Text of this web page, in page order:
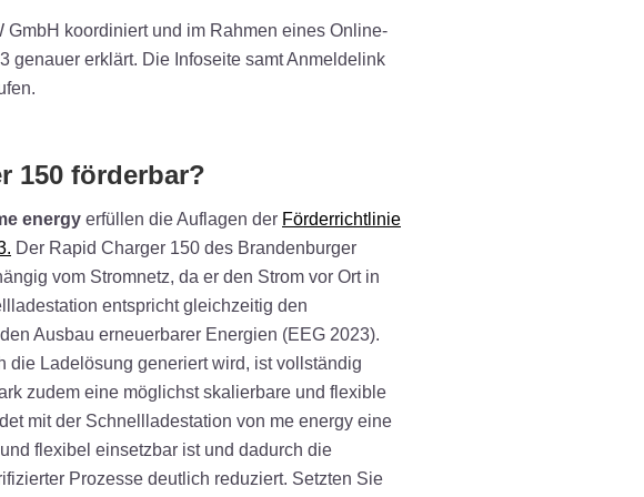
GmbH koordiniert und im Rahmen eines Online-
genauer erklärt. Die Infoseite samt Anmeldelink
150 förderbar?
energy erfüllen die Auflagen der Förderrichtlinie
Der Rapid Charger 150 des Brandenburger
vom Stromnetz, da er den Strom vor Ort in
entspricht gleichzeitig den
Ausbau erneuerbarer Energien (EEG 2023).
die Ladelösung generiert wird, ist vollständig
zudem eine möglichst skalierbare und flexible
mit der Schnellladestation von me energy eine
flexibel einsetzbar ist und dadurch die
Prozesse deutlich reduziert. Setzten Sie